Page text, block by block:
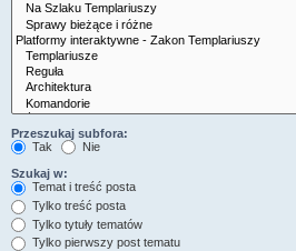
Przeszukaj subfora:
Tak
Nie
Szukaj w:
Temat i treść posta
Tylko treść posta
Tylko tytuły tematów
Tylko pierwszy post tematu